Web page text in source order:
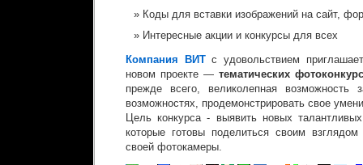
Коды для вставки изображений на сайт,
Интересные акции и конкурсы для всех
Компания ВИТс удовольствием
новом проекте — тематических
прежде всего, великолепная
возможностях, продемонстрировать свое
Цель конкурса - выявить новых
которые готовы поделиться своим
своей фотокамеры.